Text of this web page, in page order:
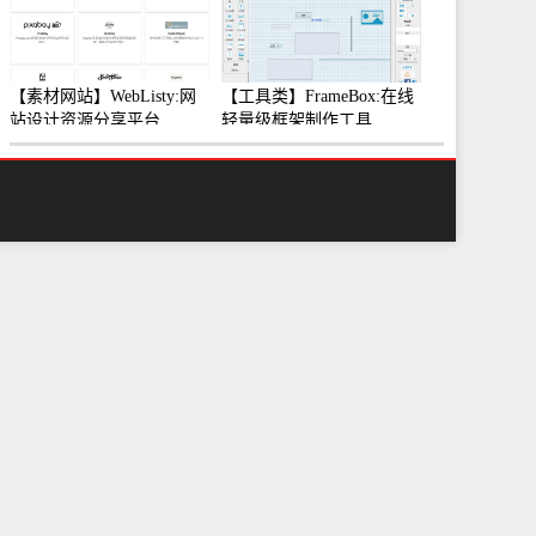
【素材网站】WebListy:网
站设计资源分享平台
【工具类】FrameBox:在线
轻量级框架制作工具